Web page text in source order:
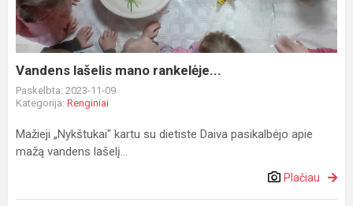
Vandens lašelis mano rankelėje...
Paskelbta: 2023-11-09
Kategorija: Renginiai
Mažieji „Nykštukai" kartu su dietiste Daiva pasikalbėjo apie
mažą vandens lašelį...
Plačiau